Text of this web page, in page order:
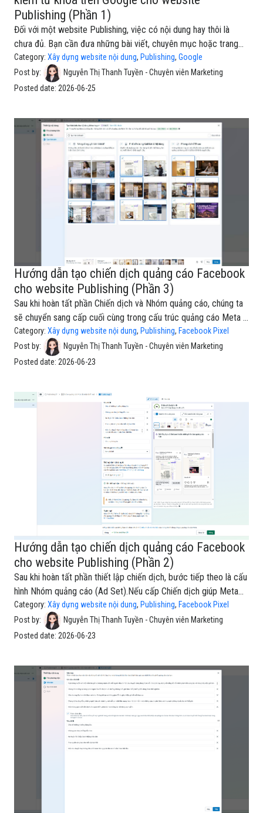
Publishing (Phần 1)
Đối với một website Publishing, việc có nội dung hay thôi là
chưa đủ. Bạn cần đưa những bài viết, chuyên mục hoặc trang
giới thiệu của mình tiếp cận đúng nhóm người đang tìm kiếm
thông tin trên Google. Đây là lúc chiến dịch quảng cáo tìm kiếm
từ khóa trên Google Ads trở thành một công cụ rất hữu ích.Khác
khóa liên quan đến nội dung, sản phẩm hoặc dịch vụ của bạn
trên Google. Theo Google, chiến dịch Search phù hợp để tăng
lượt truy cập website, khách hàng tiềm năng hoặc doan
Category: Xây dựng website nội dung, Publishing, Google
Post by:
Nguyễn Thị Thanh Tuyền - Chuyên viên Marketing
Posted date: 2026-06-25
Hướng dẫn tạo chiến dịch quảng cáo Facebook
cho website Publishing (Phần 3)
Sau khi hoàn tất phần Chiến dịch và Nhóm quảng cáo, chúng ta
sẽ chuyển sang cấp cuối cùng trong cấu trúc quảng cáo Meta là
Quảng cáo (Ad). Đây là nơi bạn trực tiếp xây dựng nội dung mà
người dùng sẽ nhìn thấy khi quảng cáo được hiển thị trên
Facebook, Instagram hoặc các nền tảng thuộc hệ sinh thái
cáo sẽ quyết định cách thương hiệu Publishing xuất hiện trước
người dùng.Đối với một nền tảng xuất bản nội dung như
Publishing, chất lượng nội dung quảng cáo đóng vai trò rất quan
Category: Xây dựng website nội dung, Publishing, Facebook Pixel
Post by:
Nguyễn Thị Thanh Tuyền - Chuyên viên Marketing
Posted date: 2026-06-23
Hướng dẫn tạo chiến dịch quảng cáo Facebook
cho website Publishing (Phần 2)
Sau khi hoàn tất phần thiết lập chiến dịch, bước tiếp theo là cấu
hình Nhóm quảng cáo (Ad Set).Nếu cấp Chiến dịch giúp Meta
hiểu mục tiêu tổng thể của quảng cáo, thì cấp Nhóm quảng cáo
sẽ giúp xác định cách Meta tiếp cận đúng đối tượng độc giả
tiềm năng cho website Publishing. Tại đây, bạn sẽ thực hiện các
cáo.Đối với các website xuất bản nội dung như Publishing, việc
lựa chọn đúng đối tượng ngay từ đầu sẽ giúp quảng cáo tiếp
cận những người thực sự quan tâm đến
Category: Xây dựng website nội dung, Publishing, Facebook Pixel
Post by:
Nguyễn Thị Thanh Tuyền - Chuyên viên Marketing
Posted date: 2026-06-23